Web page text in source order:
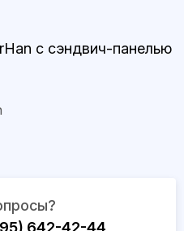
642-42-44